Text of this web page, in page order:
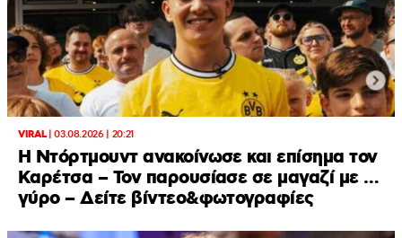
VIRAL|03.08.2026 | 20:21
Η Ντόρτμουντ ανακοίνωσε και επίσημα τον
Καρέτσα – Τον παρουσίασε σε μαγαζί με …
γύρο – Δείτε βίντεο&φωτογραφίες